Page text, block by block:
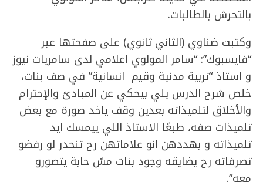
بالتحرش بالطالبات.
وكتبت ضناوي (الثاني ثانوي) على صفحتها عبر
“فايسبوك”: “سامر المولوي اعلامي لدى سامريات نيوز
و استاذ “تربية مدنية وقيم انسانية” في صف بنات،
خلص شرح الدرس يلي بيحكي عن المبادئ والإحترام
والأخلاق لتلميذاته بعدين وقف ياخد صورة مع بعض
تلميذات صفه، طبعًا الاستاذ اللي ييمسك ايد
تلميذاته و بهددهن انو علاماتهن رح تنحدر لو رفضو
تصرفاته رح يضايقه وجود بنات مش حابة يتصورو
معه”.